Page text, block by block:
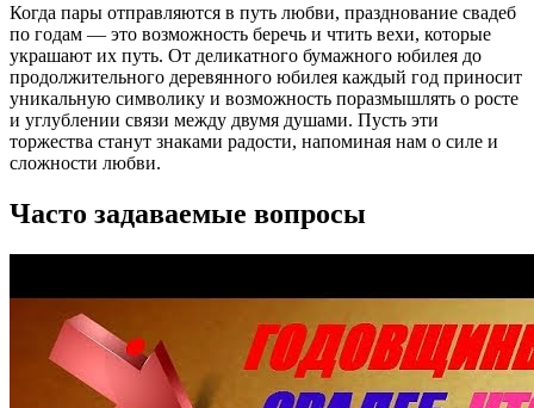
Когда пары отправляются в путь любви, празднование свадеб
по годам — это возможность беречь и чтить вехи, которые
украшают их путь. От деликатного бумажного юбилея до
продолжительного деревянного юбилея каждый год приносит
уникальную символику и возможность поразмышлять о росте
и углублении связи между двумя душами. Пусть эти
торжества станут знаками радости, напоминая нам о силе и
сложности любви.
Часто задаваемые вопросы